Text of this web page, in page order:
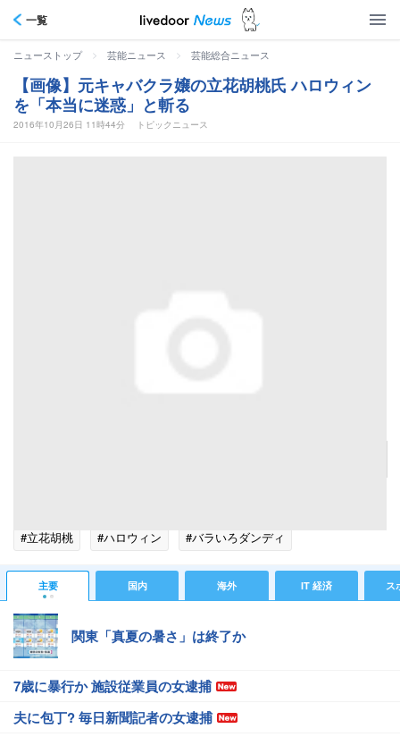
一覧
ニューストップ > 芸能ニュース > 芸能総合ニュース
【画像】元キャバクラ嬢の立花胡桃氏 ハロウィン
を「本当に迷惑」と斬る
2016年10月26日 11時44分 トピックニュース
#立花胡桃
#ハロウィン
#バラいろダンディ
#芸能人が物申す
#エンタメ・芸能ニュース
主要 国内 海外 IT 経済 ス
関東「真夏の暑さ」は終了か
7歳に暴行か 施設従業員の女逮捕
夫に包丁? 毎日新聞記者の女逮捕